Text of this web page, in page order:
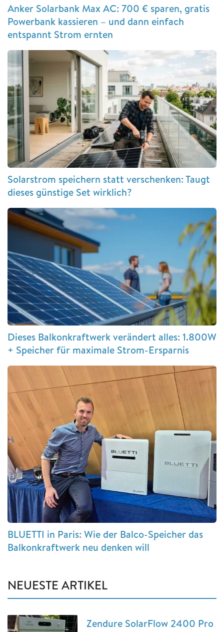
Anker Solarbank Max AC: 700 € sparen, gratis
Powerbank kassieren – und dann einfach
entspannt Strom ernten
Solarstrom speichern statt verschenken: Taugt
dieses günstige Set wirklich?
Dieses Balkonkraftwerk verändert alles: 1.800W
+ Speicher für maximale Strom-Ersparnis
BLUETTI in Paris: Wie der Balco-Speicher das
Balkonkraftwerk neu denken will
NEUESTE ARTIKEL
Zendure SolarFlow 2400 Pro